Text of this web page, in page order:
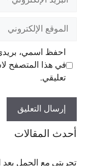
الإلكتروني
الموقع
الإلكتروني
احفظ اسمي، بريدي
في هذا المتصفح
تعليقي.
أحدث المقالات
تجربتي مع الحمل بعد